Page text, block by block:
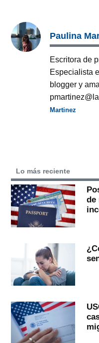
Paulina
Escritora de
Especialista
blogger y
Martinez
Lo más reciente
de